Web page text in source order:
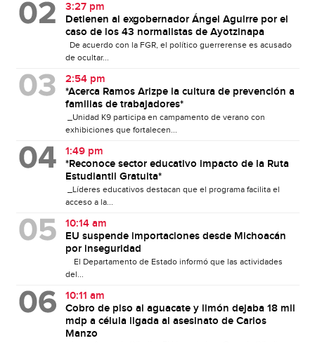
3:27 pm
Detienen al exgobernador Ángel Aguirre por el
caso de los 43 normalistas de Ayotzinapa
De acuerdo con la FGR, el político guerrerense es acusado
de ocultar...
2:54 pm
*Acerca Ramos Arizpe la cultura de prevención a
familias de trabajadores*
_Unidad K9 participa en campamento de verano con
exhibiciones que fortalecen...
1:49 pm
*Reconoce sector educativo impacto de la Ruta
Estudiantil Gratuita*
_Líderes educativos destacan que el programa facilita el
acceso a la...
10:14 am
EU suspende importaciones desde Michoacán
por inseguridad
El Departamento de Estado informó que las actividades
del...
10:11 am
Cobro de piso al aguacate y limón dejaba 18 mil
mdp a célula ligada al asesinato de Carlos
Manzo